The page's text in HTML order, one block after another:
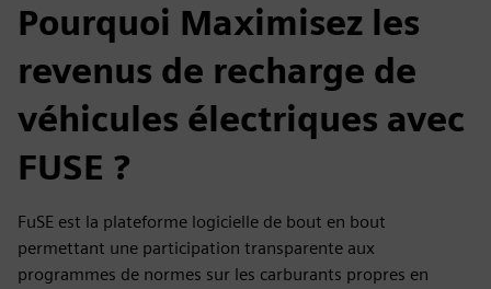
Pourquoi Maximisez les
revenus de recharge de
véhicules électriques avec
FUSE ?
FuSE est la plateforme logicielle de bout en bout
permettant une participation transparente aux
programmes de normes sur les carburants propres en